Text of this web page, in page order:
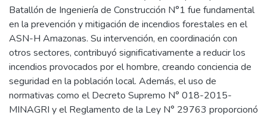
Batallón de Ingeniería de Construcción N°1 fue fundamental
en la prevención y mitigación de incendios forestales en el
ASN-H Amazonas. Su intervención, en coordinación con
otros sectores, contribuyó significativamente a reducir los
incendios provocados por el hombre, creando conciencia de
seguridad en la población local. Además, el uso de
normativas como el Decreto Supremo N° 018-2015-
MINAGRI y el Reglamento de la Ley N° 29763 proporcionó